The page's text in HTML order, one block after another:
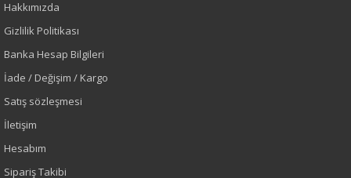
Sezon
Yaş Grubu
Yetişkin
Hakkımızda
Gizlilik Politikası
Banka Hesap Bilgileri
İade / Değişim / Kargo
Satış sözleşmesi
İletişim
Hesabım
Sipariş Takibi